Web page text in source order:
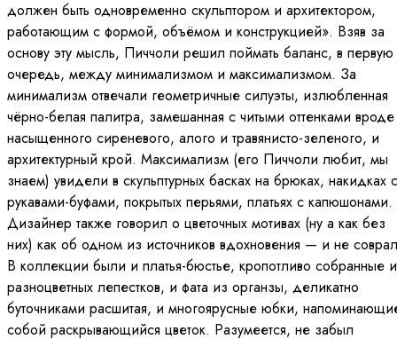
должен быть одновременно скульптором и архитектором,
работающим с формой, объёмом и конструкцией». Взяв за
основу эту мысль, Пиччоли решил поймать баланс, в первую
очередь, между минимализмом и максимализмом. За
минимализм отвечали геометричные силуэты, излюбленная
чёрно-белая палитра, замешанная с читыми оттенками вроде
насыщенного сиреневого, алого и травянисто-зеленого, и
архитектурный крой. Максимализм (его Пиччоли любит, мы
знаем) увидели в скульптурных басках на брюках, накидках с
рукавами-буфами, покрытых перьями, платьях с капюшонами.
Дизайнер также говорил о цветочных мотивах (ну а как без
них) как об одном из источников вдохновения — и не
В коллекции были и платья-бюстье, кропотливо собранные
разноцветных лепестков, и фата из органзы, деликатно
буточниками расшитая, и многоярусные юбки,
собой раскрывающийся цветок. Разумеется, не забыл